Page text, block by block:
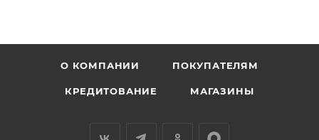
О КОМПАНИИ ПОКУПАТЕЛЯМ
КРЕДИТОВАНИЕ МАГАЗИНЫ